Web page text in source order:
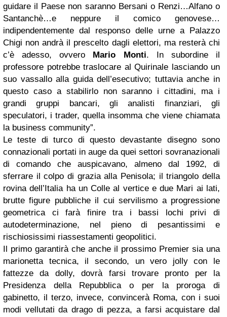
guidare il Paese non saranno Bersani o Renzi…Alfano o
Santanchè…e neppure il comico genovese…
indipendentemente dal responso delle urne a Palazzo
Chigi non andrà il prescelto dagli elettori, ma resterà chi
c’è adesso, ovvero Mario Monti. In subordine il
professore potrebbe traslocare al Quirinale lasciando un
suo vassallo alla guida dell’esecutivo; tuttavia anche in
questo caso a stabilirlo non saranno i cittadini, ma i
grandi gruppi bancari, gli analisti finanziari, gli
speculatori, i trader, quella insomma che viene chiamata
la business community”.
Le teste di turco di questo devastante disegno sono
connazionali portati in auge da quei settori sovranazionali
di comando che auspicavano, almeno dal 1992, di
sferrare il colpo di grazia alla Penisola; il triangolo della
rovina dell’Italia ha un Colle al vertice e due Mari ai lati,
brutte figure pubbliche il cui servilismo a progressione
geometrica ci farà finire tra i bassi lochi privi di
autodeterminazione, nel pieno di pesantissimi e
rischiosissimi riassestamenti geopolitici.
Il primo garantirà che anche il prossimo Premier sia una
marionetta tecnica, il secondo, un vero jolly con le
fattezze da dolly, dovrà farsi trovare pronto per la
Presidenza della Repubblica o per la proroga di
gabinetto, il terzo, invece, convincerà Roma, con i suoi
modi vellutati da drago di pezza, a farsi acquistare dal